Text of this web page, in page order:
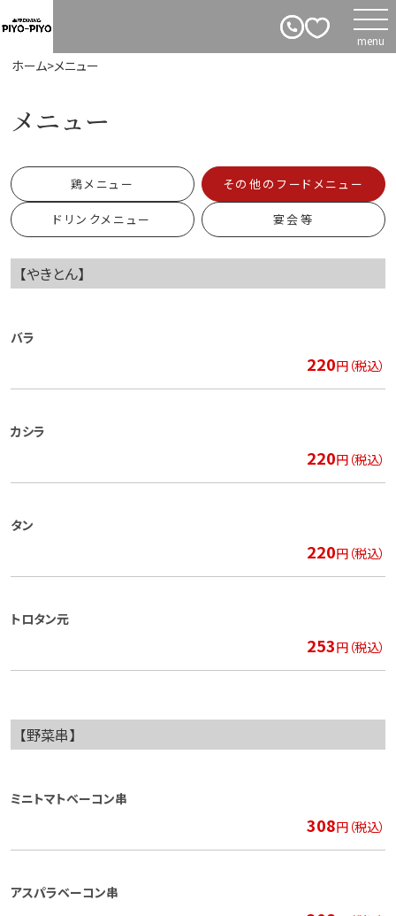
ホーム>メニュー
メニュー
鶏メニュー その他のフードメニュー
ドリンクメニュー 宴会等
【やきとん】
バラ
220円（税込）
カシラ
220円（税込）
タン
220円（税込）
トロタン元
253円（税込）
【野菜串】
ミニトマトベーコン串
308円（税込）
アスパラベーコン串